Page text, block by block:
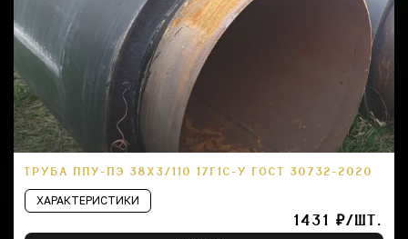
ТРУБА ППУ-ПЭ 38Х3/110 17Г1С-У ГОСТ 30732-2020
ХАРАКТЕРИСТИКИ
1431 ₽/ШТ.